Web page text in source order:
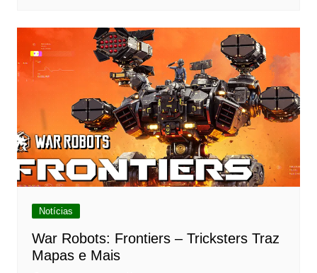
Notícias
War Robots: Frontiers – Tricksters Traz
Mapas e Mais